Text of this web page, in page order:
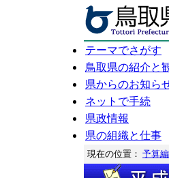
テーマでさがす
鳥取県の紹介と
県からのお知ら
ネットで手続
県政情報
県の組織と仕事
現在の位置： 予算